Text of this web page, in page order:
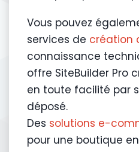
Vous pouvez
services de création
connaissance
offre SiteBuilder Pro
en toute facilité par
déposé.
Des solutions e-
pour une boutique